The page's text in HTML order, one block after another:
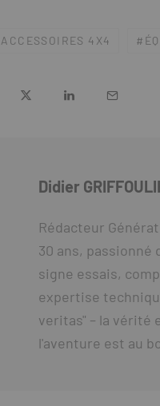
ACCESSOIRES 4X4
Didier
Rédacteur
30 ans,
signe essais,
expertise
veritas" – la vérité
l'aventure est au